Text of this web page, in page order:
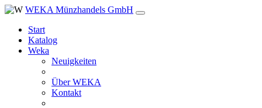
WEKA Münzhandels GmbH
Start
Katalog
Weka
Neuigkeiten
Über WEKA
Kontakt